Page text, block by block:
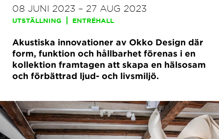
08 JUNI 2023 – 27 AUG 2023
UTSTÄLLNING ENTRÉHALL
Akustiska innovationer av Okko Design där
form, funktion och hållbarhet förenas i en
kollektion framtagen att skapa en hälsosam
och förbättrad ljud- och livsmiljö.